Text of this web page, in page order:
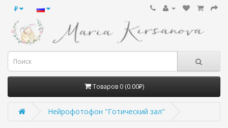
₽
Товаров 0 (0.00₽)
Нейрофотофон "Готический зал"